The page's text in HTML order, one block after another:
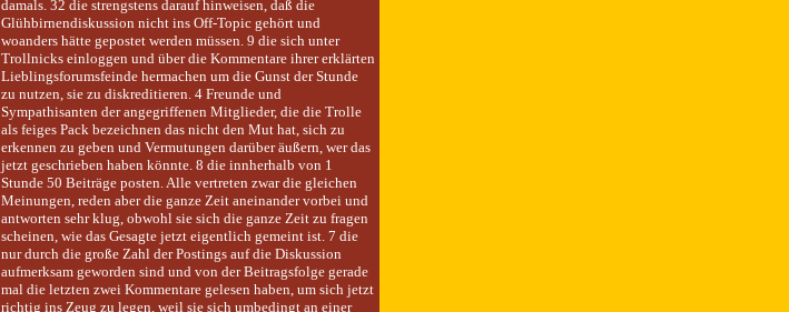
damals. 32 die strengstens darauf hinweisen, daß die
Glühbirnendiskussion nicht ins Off-Topic gehört und
woanders hätte gepostet werden müssen. 9 die sich unter
Trollnicks einloggen und über die Kommentare ihrer erklärten
Lieblingsforumsfeinde hermachen um die Gunst der Stunde
zu nutzen, sie zu diskreditieren. 4 Freunde und
Sympathisanten der angegriffenen Mitglieder, die die Trolle
als feiges Pack bezeichnen das nicht den Mut hat, sich zu
erkennen zu geben und Vermutungen darüber äußern, wer das
jetzt geschrieben haben könnte. 8 die innherhalb von 1
Stunde 50 Beiträge posten. Alle vertreten zwar die gleichen
Meinungen, reden aber die ganze Zeit aneinander vorbei und
antworten sehr klug, obwohl sie sich die ganze Zeit zu fragen
scheinen, wie das Gesagte jetzt eigentlich gemeint ist. 7 die
nur durch die große Zahl der Postings auf die Diskussion
aufmerksam geworden sind und von der Beitragsfolge gerade
mal die letzten zwei Kommentare gelesen haben, um sich jetzt
richtig ins Zeug zu legen, weil sie sich umbedingt an einer